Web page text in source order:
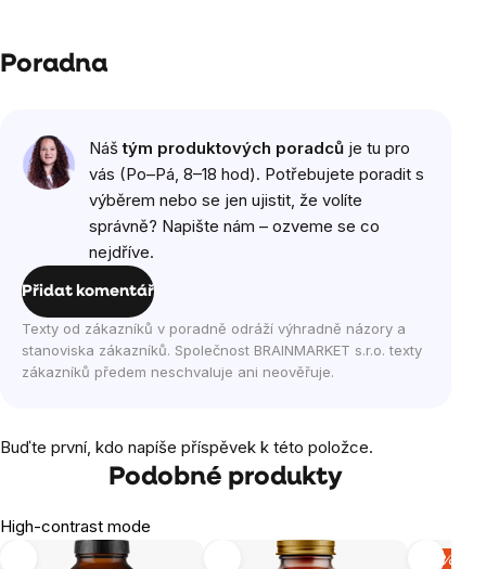
Poradna
Náštým produktových poradců je tu pro
vás (Po–Pá, 8–18 hod). Potřebujete poradit s
výběrem nebo se jen ujistit, že volíte
správně? Napište nám – ozveme se co
nejdříve.
Přidat komentář
Texty od zákazníků v poradně odráží výhradně názory a
stanoviska zákazníků. Společnost BRAINMARKET s.r.o. texty
zákazníků předem neschvaluje ani neověřuje.
Buďte první, kdo napíše příspěvek k této položce.
Podobné produkty
High-contrast mode
-11 %